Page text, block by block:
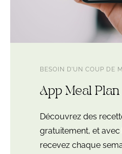
BESOIN D’UN COUP DE
App Meal Plan
Découvrez des
gratuitement, et
recevez chaque